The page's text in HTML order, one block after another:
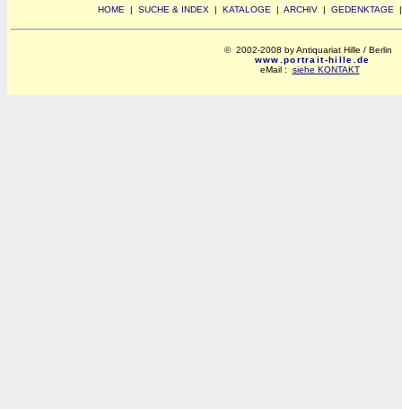
HOME | SUCHE & INDEX | KATALOGE | ARCHIV | GEDENKTAGE
© 2002-2008 by Antiquariat Hille / Berlin
www.portrait-hille.de
eMail : siehe KONTAKT